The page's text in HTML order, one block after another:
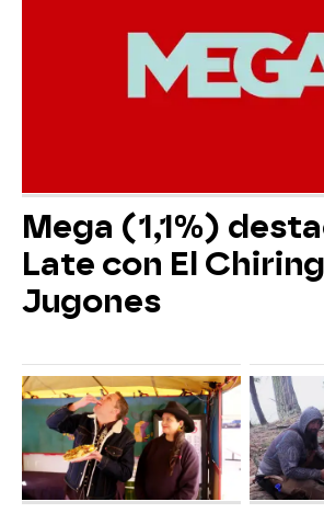
Mega (1,1%)
Late con El
Jugones